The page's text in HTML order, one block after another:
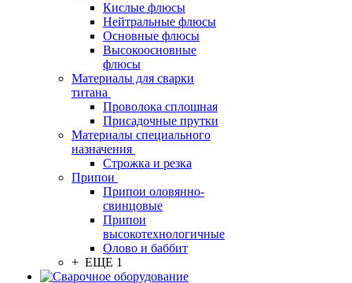
Кислые флюсы
Нейтральные флюсы
Основные флюсы
Высокоосновные
флюсы
Материалы для сварки
титана
Проволока сплошная
Присадочные прутки
Материалы специального
назначения
Строжка и резка
Припои
Припои оловянно-
свинцовые
Припои
высокотехнологичные
Олово и баббит
+ ЕЩЕ 1